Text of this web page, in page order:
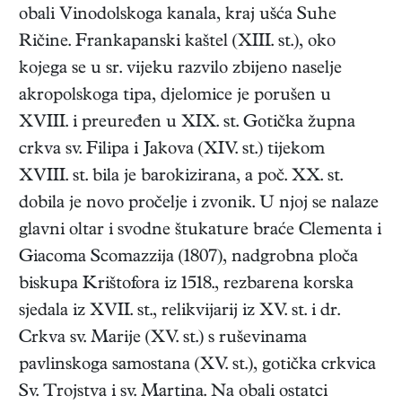
obali Vinodolskoga kanala, kraj ušća Suhe
Ričine. Frankapanski kaštel (XIII. st.), oko
kojega se u sr. vijeku razvilo zbijeno naselje
akropolskoga tipa, djelomice je porušen u
XVIII. i preuređen u XIX. st. Gotička župna
crkva sv. Filipa i Jakova (XIV. st.) tijekom
XVIII. st. bila je barokizirana, a poč. XX. st.
dobila je novo pročelje i zvonik. U njoj se nalaze
glavni oltar i svodne štukature braće Clementa i
Giacoma Scomazzija (1807), nadgrobna ploča
biskupa Krištofora iz 1518., rezbarena korska
sjedala iz XVII. st., relikvijarij iz XV. st. i dr.
Crkva sv. Marije (XV. st.) s ruševinama
pavlinskoga samostana (XV. st.), gotička crkvica
Sv. Trojstva i sv. Martina. Na obali ostatci